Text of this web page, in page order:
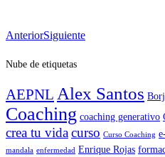
AnteriorSiguiente
Nube de etiquetas
AEPNL Alex Santos
Coaching coaching generativo
crea tu vidacurso Curso Coaching
mandala enfermedad Enrique Rojas